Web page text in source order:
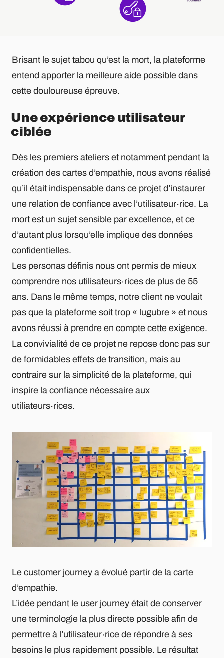
Brisant le sujet tabou qu’est la mort, la plateforme
entend apporter la meilleure aide possible dans
cette douloureuse épreuve.
Une expérience utilisateur
ciblée
Dès les premiers ateliers et notamment pendant la
création des cartes d’empathie, nous avons réalisé
qu’il était indispensable dans ce projet d’instaurer
une relation de confiance avec l’utilisateur∙rice. La
mort est un sujet sensible par excellence, et ce
d’autant plus lorsqu’elle implique des données
confidentielles.
Les personas définis nous ont permis de mieux
comprendre nos utilisateurs∙rices de plus de 55
ans. Dans le même temps, notre client ne voulait
pas que la plateforme soit trop « lugubre » et nous
avons réussi à prendre en compte cette exigence.
La convivialité de ce projet ne repose donc pas sur
de formidables effets de transition, mais au
contraire sur la simplicité de la plateforme, qui
inspire la confiance nécessaire aux
utiliateurs∙rices.
Le customer journey a évolué partir de la carte
d’empathie.
L’idée pendant le user journey était de conserver
une terminologie la plus directe possible afin de
permettre à l’utilisateur∙rice de répondre à ses
besoins le plus rapidement possible. Le résultat